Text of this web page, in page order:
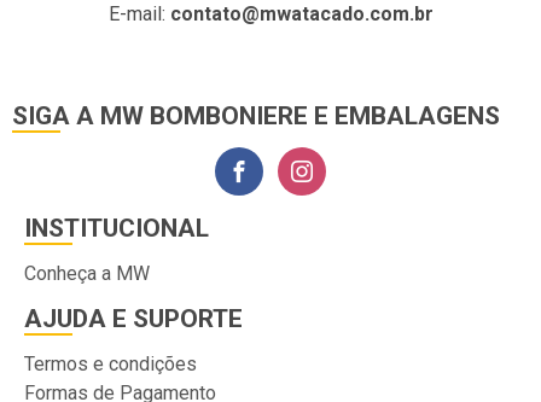
E-mail: contato@mwatacado.com.br
SIGA A MW BOMBONIERE E EMBALAGENS
INSTITUCIONAL
Conheça a MW
AJUDA E SUPORTE
Termos e condições
Formas de Pagamento